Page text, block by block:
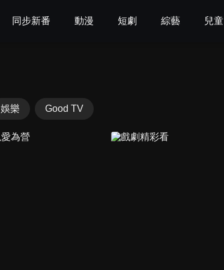
同步新番 動漫 短劇 綜藝 兒童
娛樂 Good TV